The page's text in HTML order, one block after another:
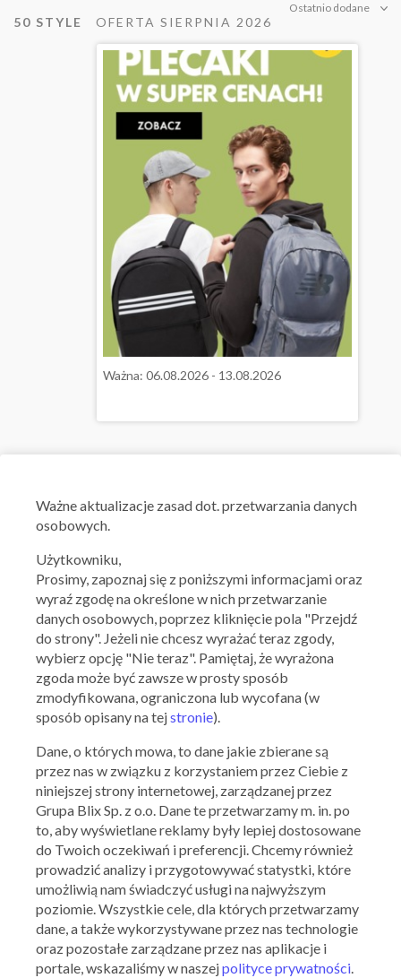
Ostatnio dodane
50 STYLE OFERTA SIERPNIA 2026
Ważna: 06.08.2026 - 13.08.2026
Ważna: 15.07.2026 - 21.07.2026
Ważne aktualizacje zasad dot. przetwarzania danych
osobowych.
Użytkowniku,
Prosimy, zapoznaj się z poniższymi informacjami oraz
wyraź zgodę na określone w nich przetwarzanie
danych osobowych, poprzez kliknięcie pola "Przejdź
do strony". Jeżeli nie chcesz wyrażać teraz zgody,
wybierz opcję "Nie teraz". Pamiętaj, że wyrażona
zgoda może być zawsze w prosty sposób
zmodyfikowana, ograniczona lub wycofana (w
sposób opisany na tejstronie).
Dane, o których mowa, to dane jakie zbierane są
przez nas w związku z korzystaniem przez Ciebie z
niniejszej strony internetowej, zarządzanej przez
Grupa Blix Sp. z o.o. Dane te przetwarzamy m. in. po
to, aby wyświetlane reklamy były lepiej dostosowane
do Twoich oczekiwań i preferencji. Chcemy również
prowadzić analizy i przygotowywać statystki, które
umożliwią nam świadczyć usługi na najwyższym
poziomie. Wszystkie cele, dla których przetwarzamy
dane, a także wykorzystywane przez nas technologie
oraz pozostałe zarządzane przez nas aplikacje i
portale, wskazaliśmy w naszejpolityce prywatności.